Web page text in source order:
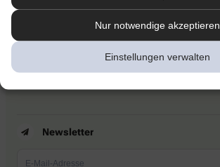
Nur notwendige akzeptieren
Einstellungen verwalten
Newsletter
Barrierefreiheitserklärung
Newsletter